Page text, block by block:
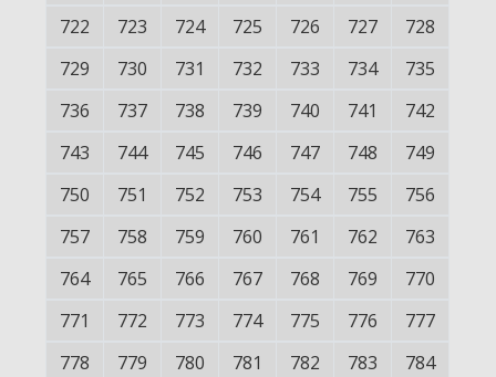
722
723 724 725 726 727
728
729
730 731 732 733 734
735
736
737 738 739 740 741
742
743
744 745 746 747 748
749
750
751 752 753 754 755
756
757
758 759 760 761 762
763
764
765 766 767 768 769
770
771
772 773 774 775 776
777
778
779 780 781 782 783
784